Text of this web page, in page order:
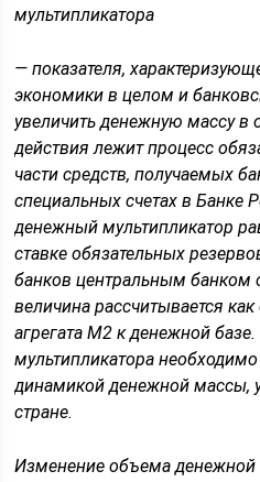
мультипликатора
— показателя,
экономики в целом и
увеличить денежную массу в
действия лежит процесс
части средств, получаемых
специальных счетах в Банке
денежный мультипликатор
ставке обязательных
банков центральным банком
величина рассчитывается
агрегата М2 к денежной
мультипликатора
динамикой денежной массы,
стране.
Изменение объема